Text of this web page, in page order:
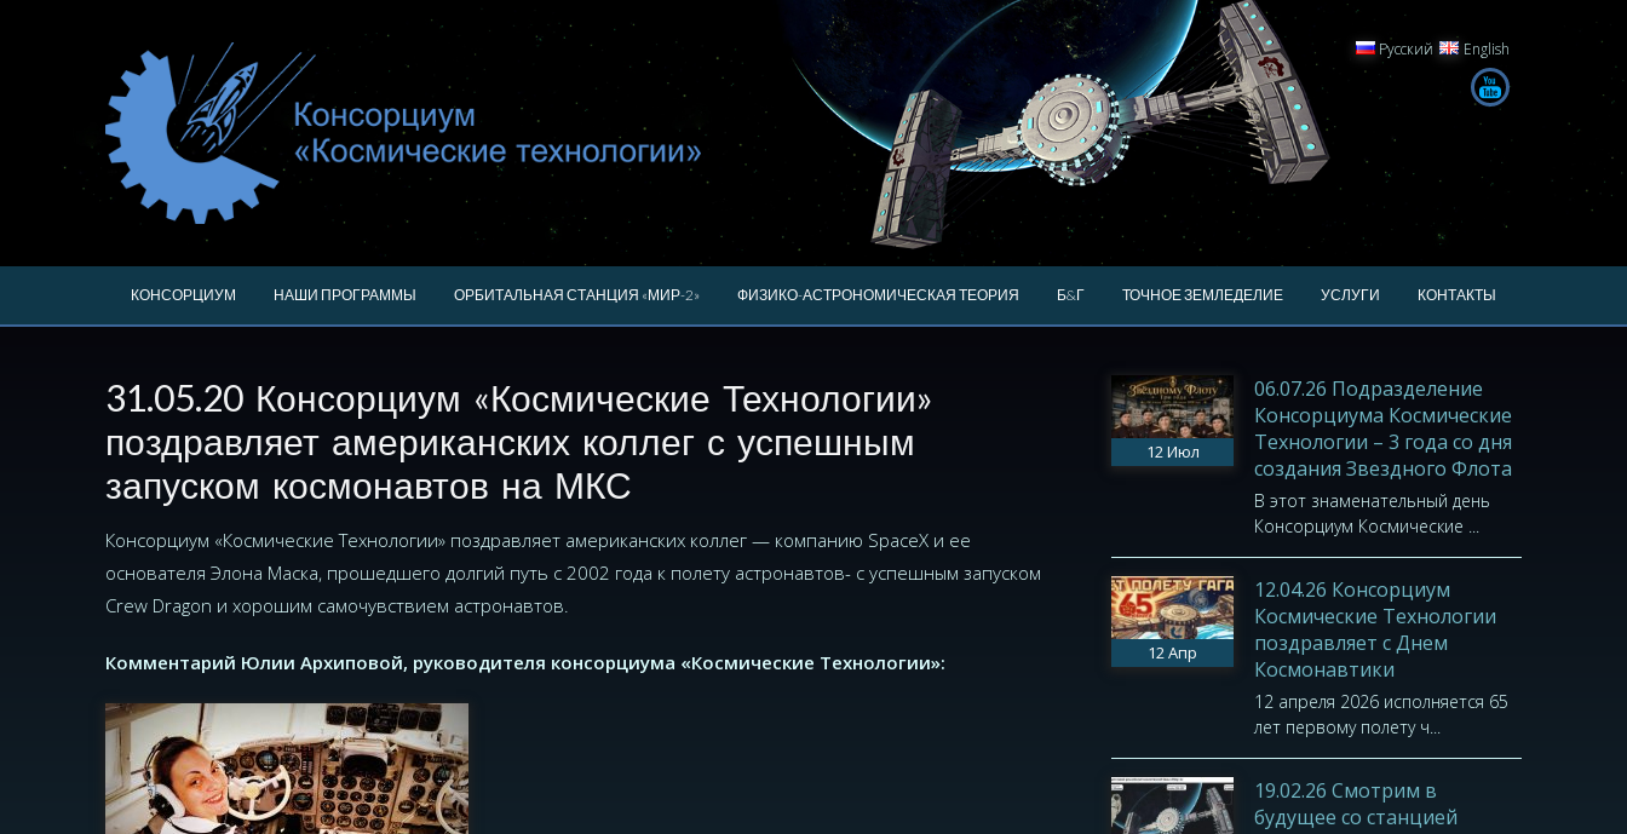
Русский English
КОНСОРЦИУМ НАШИ ПРОГРАММЫ ОРБИТАЛЬНАЯ СТАНЦИЯ «МИР-2» ФИЗИКО-АСТРОНОМИЧЕСКАЯ ТЕОРИЯ Б&Г ТОЧНОЕ ЗЕМЛЕДЕЛИЕ УСЛУГИ КОНТАКТЫ
31.05.20 Консорциум «Космические Технологии»
поздравляет американских коллег с успешным
запуском космонавтов на МКС
Консорциум «Космические Технологии» поздравляет американских коллег — компанию SpaceX и ее
основателя Элона Маска, прошедшего долгий путь с 2002 года к полету астронавтов- с успешным запуском
Crew Dragon и хорошим самочувствием астронавтов.
Комментарий Юлии Архиповой, руководителя консорциума «Космические Технологии»:
12Июл
06.07.26 Подразделение
Консорциума Космические
Технологии – 3 года со дня
создания Звездного Флота
В этот знаменательный день
Консорциум Космические ...
12Апр
12.04.26 Консорциум
Космические Технологии
поздравляет с Днем
Космонавтики
12 апреля 2026 исполняется 65
лет первому полету ч...
19.02.26 Смотрим в
будущее со станцией